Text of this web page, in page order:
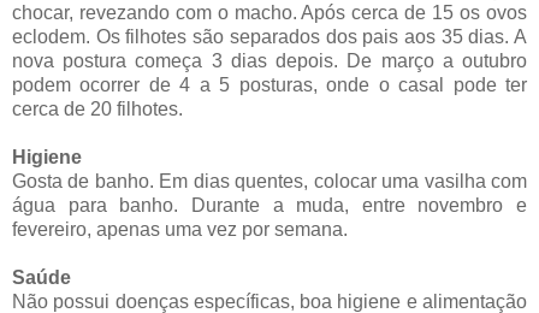
chocar, revezando com o macho. Após cerca de 15 os ovos
eclodem. Os filhotes são separados dos pais aos 35 dias. A
nova postura começa 3 dias depois. De março a outubro
podem ocorrer de 4 a 5 posturas, onde o casal pode ter
cerca de 20 filhotes.
Higiene
Gosta de banho. Em dias quentes, colocar uma vasilha com
água para banho. Durante a muda, entre novembro e
fevereiro, apenas uma vez por semana.
Saúde
Não possui doenças específicas, boa higiene e alimentação